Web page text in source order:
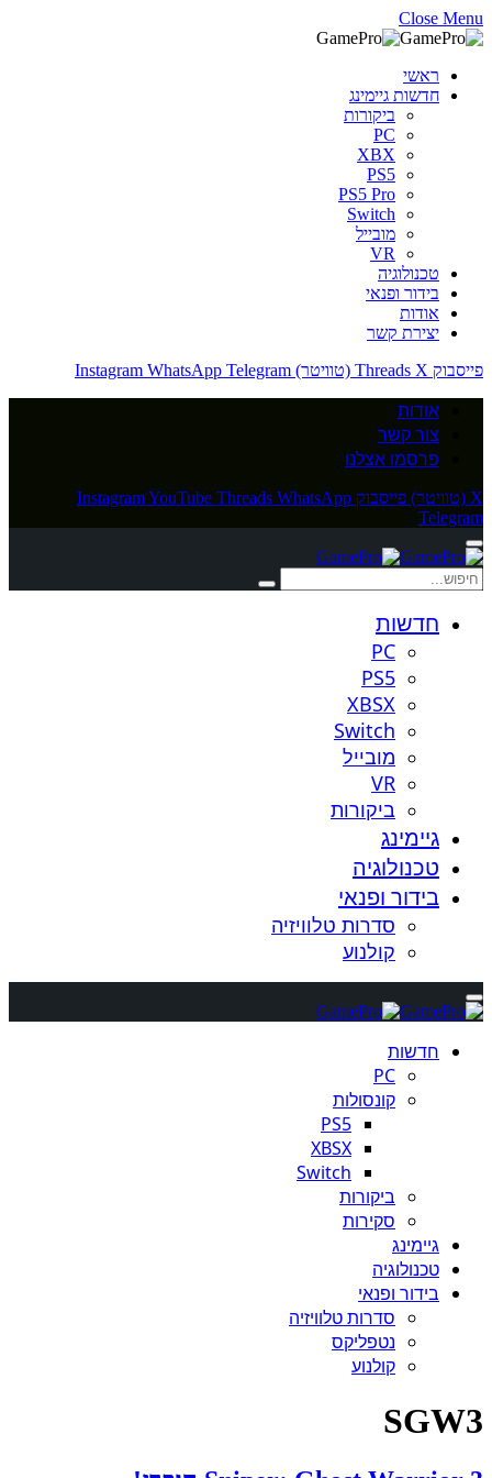
Close Menu
ראשי
חדשות גיימינג
ביקורות
PC
XBX
PS5
PS5 Pro
Switch
מובייל
VR
טכנולוגיה
בידור ופנאי
אודות
יצירת קשר
פייסבוק
Threads X (טוויטר) Instagram WhatsApp Telegram
אודות
צור קשר
פרסמו אצלנו
X (טוויטר) פייסבוק InstagramYouTube Threads WhatsApp
Telegram
חדשות
PC
PS5
XBSX
Switch
מובייל
VR
ביקורות
גיימינג
טכנולוגיה
בידור ופנאי
סדרות טלוויזיה
קולנוע
חדשות
PC
קונסולות
PS5
XBSX
Switch
ביקורות
סקירות
גיימינג
טכנולוגיה
בידור ופנאי
סדרות טלוויזיה
נטפליקס
קולנוע
SGW3